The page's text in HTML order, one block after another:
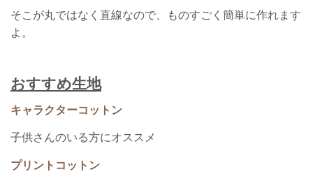
そこが丸ではなく直線なので、ものすごく簡単に作れます
よ。
おすすめ生地
キャラクターコットン
子供さんのいる方にオススメ
プリントコットン